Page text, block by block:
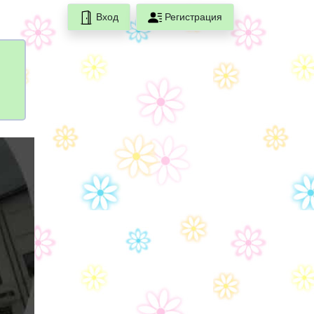
Вход Регистрация